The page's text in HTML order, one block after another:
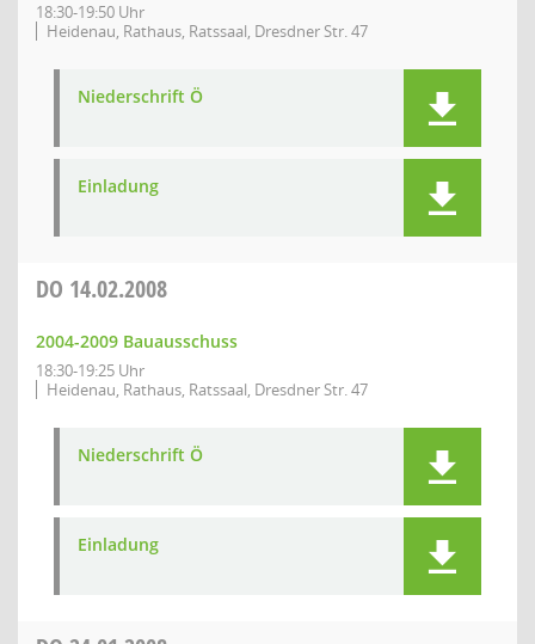
18:30-19:50 Uhr
Heidenau, Rathaus, Ratssaal, Dresdner Str. 47
Niederschrift Ö
Einladung
DO 14.02.2008
2004-2009 Bauausschuss
18:30-19:25 Uhr
Heidenau, Rathaus, Ratssaal, Dresdner Str. 47
Niederschrift Ö
Einladung